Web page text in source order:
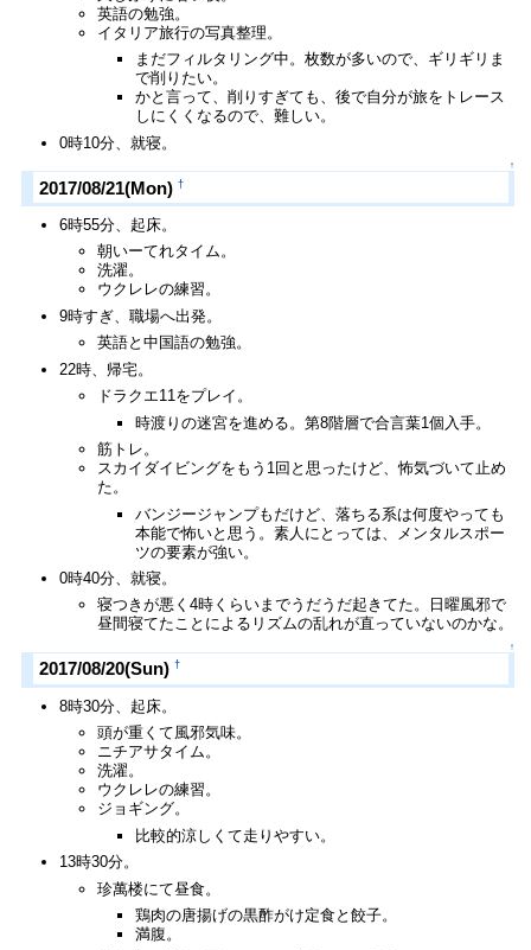
英語の勉強。
イタリア旅行の写真整理。
まだフィルタリング中。枚数が多いので、ギリギリま
で削りたい。
かと言って、削りすぎても、後で自分が旅をトレース
しにくくなるので、難しい。
0時10分、就寝。
↑
2017/08/21(Mon) †
6時55分、起床。
朝いーてれタイム。
洗濯。
ウクレレの練習。
9時すぎ、職場へ出発。
英語と中国語の勉強。
22時、帰宅。
ドラクエ11をプレイ。
時渡りの迷宮を進める。第8階層で合言葉1個入手。
筋トレ。
スカイダイビングをもう1回と思ったけど、怖気づいて止め
た。
バンジージャンプもだけど、落ちる系は何度やっても
本能で怖いと思う。素人にとっては、メンタルスポー
ツの要素が強い。
0時40分、就寝。
寝つきが悪く4時くらいまでうだうだ起きてた。日曜風邪で
昼間寝てたことによるリズムの乱れが直っていないのかな。
↑
2017/08/20(Sun) †
8時30分、起床。
頭が重くて風邪気味。
ニチアサタイム。
洗濯。
ウクレレの練習。
ジョギング。
比較的涼しくて走りやすい。
13時30分。
珍萬楼にて昼食。
鶏肉の唐揚げの黒酢がけ定食と餃子。
満腹。